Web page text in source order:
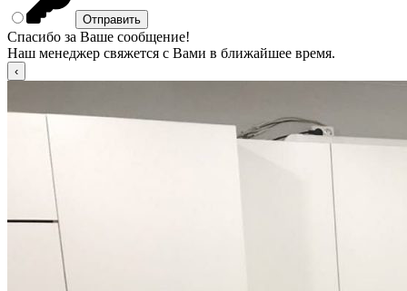
Спасибо за Ваше сообщение!
Наш менеджер свяжется с Вами в ближайшее время.